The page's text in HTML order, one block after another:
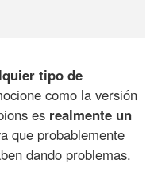
tipo de
como la versión
es realmente un
que probablemente
dando problemas.